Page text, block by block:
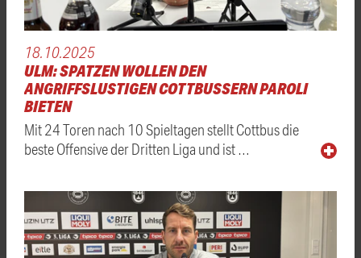
18.10.2025
ULM: SPATZEN WOLLEN DEN
ANGRIFFSLUSTIGEN COTTBUSSERN PAROLI
BIETEN
Mit 24 Toren nach 10 Spieltagen stellt Cottbus die
beste Offensive der Dritten Liga und ist …